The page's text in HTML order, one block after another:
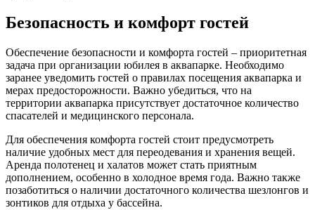
Безопасность и комфорт гостей
Обеспечение безопасности и комфорта гостей – приоритетная
задача при организации юбилея в аквапарке. Необходимо
заранее уведомить гостей о правилах посещения аквапарка и
мерах предосторожности. Важно убедиться, что на
территории аквапарка присутствует достаточное количество
спасателей и медицинского персонала.
Для обеспечения комфорта гостей стоит предусмотреть
наличие удобных мест для переодевания и хранения вещей.
Аренда полотенец и халатов может стать приятным
дополнением, особенно в холодное время года. Важно также
позаботиться о наличии достаточного количества шезлонгов и
зонтиков для отдыха у бассейна.